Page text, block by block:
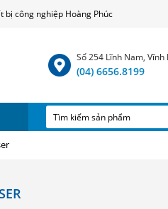
bị công nghiệp Hoàng Phúc
Số 254 Lĩnh Nam,
(04) 6656.8199